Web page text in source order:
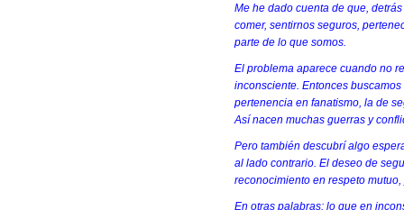
Me he dado cuenta de que,
comer, sentirnos seguros,
parte de lo que somos.
El problema aparece cuando no
inconsciente. Entonces
pertenencia en fanatismo, la de
Así nacen muchas guerras y
Pero también descubrí algo
al lado contrario. El deseo de
reconocimiento en respeto
En otras palabras: lo que en